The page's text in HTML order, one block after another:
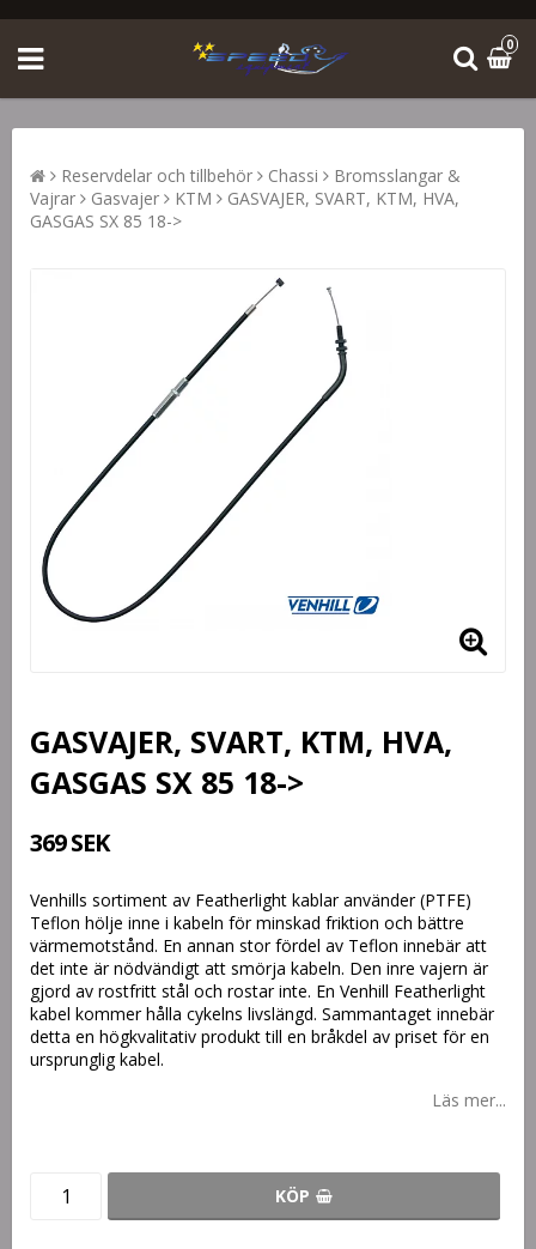
0
Reservdelar och tillbehör Chassi
Bromsslangar &
Vajrar
Gasvajer KTM
GASVAJER, SVART, KTM, HVA,
GASGAS SX 85 18->
GASVAJER, SVART, KTM, HVA,
GASGAS SX 85 18->
369 SEK
Venhills sortiment av Featherlight kablar använder (PTFE)
Teflon hölje inne i kabeln för minskad friktion och bättre
värmemotstånd. En annan stor fördel av Teflon innebär att
det inte är nödvändigt att smörja kabeln. Den inre vajern är
gjord av rostfritt stål och rostar inte. En Venhill Featherlight
kabel kommer hålla cykelns livslängd. Sammantaget innebär
detta en högkvalitativ produkt till en bråkdel av priset för en
ursprunglig kabel.
Läs mer...
KÖP